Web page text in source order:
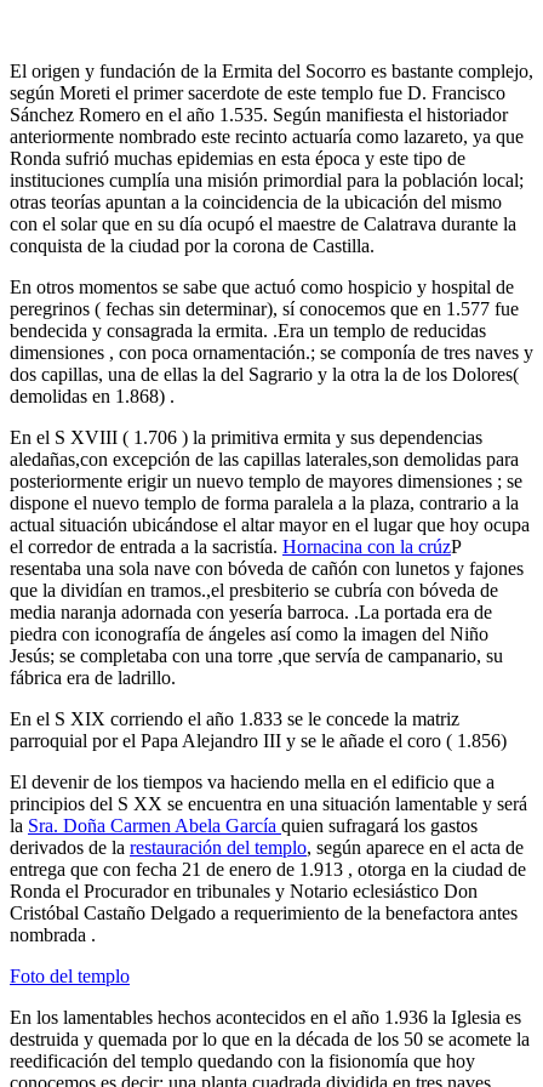
El origen y fundación de la Ermita del Socorro es bastante complejo,
según Moreti el primer sacerdote de este templo fue D. Francisco
Sánchez Romero en el año 1.535. Según manifiesta el historiador
anteriormente nombrado este recinto actuaría como lazareto, ya que
Ronda sufrió muchas epidemias en esta época y este tipo de
instituciones cumplía una misión primordial para la población local;
otras teorías apuntan a la coincidencia de la ubicación del mismo
con el solar que en su día ocupó el maestre de Calatrava durante la
conquista de la ciudad por la corona de Castilla.
En otros momentos se sabe que actuó como hospicio y hospital de
peregrinos ( fechas sin determinar), sí conocemos que en 1.577 fue
bendecida y consagrada la ermita. .Era un templo de reducidas
dimensiones , con poca ornamentación.; se componía de tres naves y
dos capillas, una de ellas la del Sagrario y la otra la de los Dolores(
demolidas en 1.868) .
En el S XVIII ( 1.706 ) la primitiva ermita y sus dependencias
aledañas,con excepción de las capillas laterales,son demolidas para
posteriormente erigir un nuevo templo de mayores dimensiones ; se
dispone el nuevo templo de forma paralela a la plaza, contrario a la
actual situación ubicándose el altar mayor en el lugar que hoy ocupa
el corredor de entrada a la sacristía. Hornacina con la crúzP
resentaba una sola nave con bóveda de cañón con lunetos y fajones
que la dividían en tramos.,el presbiterio se cubría con bóveda de
media naranja adornada con yesería barroca. .La portada era de
piedra con iconografía de ángeles así como la imagen del Niño
Jesús; se completaba con una torre ,que servía de campanario, su
fábrica era de ladrillo.
En el S XIX corriendo el año 1.833 se le concede la matriz
parroquial por el Papa Alejandro III y se le añade el coro ( 1.856)
El devenir de los tiempos va haciendo mella en el edificio que a
principios del S XX se encuentra en una situación lamentable y será
la Sra. Doña Carmen Abela García quien sufragará los gastos
derivados de la restauración del templo, según aparece en el acta de
entrega que con fecha 21 de enero de 1.913 , otorga en la ciudad de
Ronda el Procurador en tribunales y Notario eclesiástico Don
Cristóbal Castaño Delgado a requerimiento de la benefactora antes
nombrada .
Foto del templo
En los lamentables hechos acontecidos en el año 1.936 la Iglesia es
destruida y quemada por lo que en la década de los 50 se acomete la
reedificación del templo quedando con la fisionomía que hoy
conocemos es decir: una planta cuadrada dividida en tres naves